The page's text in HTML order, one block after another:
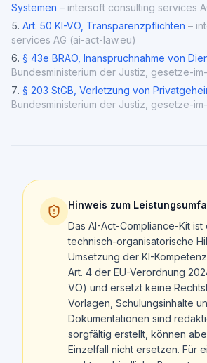
Systemen – intersoft consulting services
Art. 50 KI-VO, Transparenzpflichten –
services AG (ai-act-law.eu)
§ 43e BRAO, Inanspruchnahme von
Bundesministerium der Justiz, gesetze-
§ 203 StGB, Verletzung von
Bundesministerium der Justiz, gesetze-
Hinweis zum
Das AI-Act-Compliance-Kit ist
technisch-organisatorische
Umsetzung der KI-
Art. 4 der EU-Verordnung
VO) und ersetzt keine
Vorlagen, Schulungsinhalte
Dokumentationen sind
sorgfältig erstellt, können
Einzelfall nicht ersetzen. Für